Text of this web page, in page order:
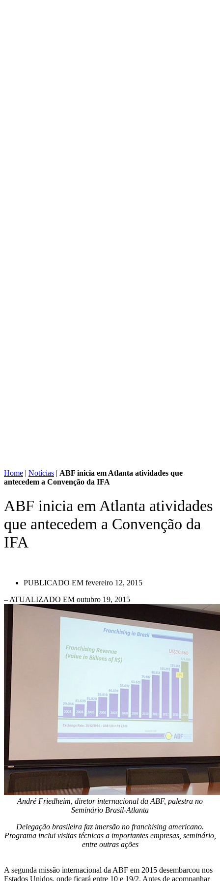
Home | Notícias | ABF inicia em Atlanta atividades que
antecedem a Convenção da IFA
ABF inicia em Atlanta atividades
que antecedem a Convenção da
IFA
PUBLICADO EM fevereiro 12, 2015
– ATUALIZADO EM outubro 19, 2015
André Friedheim, diretor internacional da ABF, palestra no
Seminário Brasil-Atlanta
Delegação brasileira faz imersão no franchising americano.
Programa inclui visitas técnicas a importantes empresas, seminário,
entre outras ações
A segunda missão internacional da ABF em 2015 desembarcou nos
Estados Unidos, onde ficará entre 10 e 19/2. Antes de acompanhar